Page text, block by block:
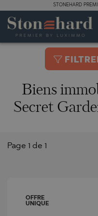
STONEHARD
Biens
Secret
Page 1 de 1
OFFRE
UNIQUE